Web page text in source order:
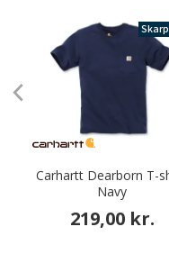
Carhartt Dearborn T-
Navy
219,00 kr.